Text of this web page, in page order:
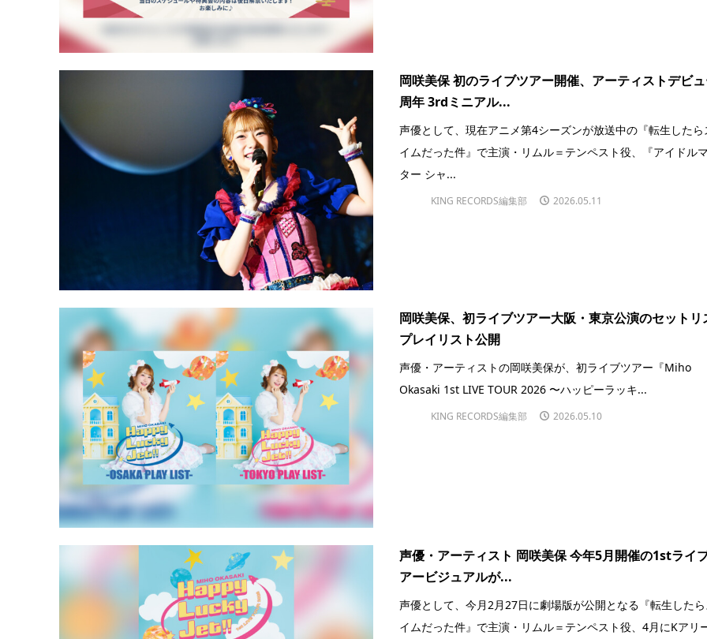
岡咲美保 初のライブツアー開催、アーティストデビ
周年 3rdミニアル...
声優として、現在アニメ第4シーズンが放送中の『転生したら
イムだった件』で主演・リムル＝テンペスト役、『アイドル
ター シャ...
KING RECORDS編集部 2026.05.11
岡咲美保、初ライブツアー大阪・東京公演のセットリ
プレイリスト公開
声優・アーティストの岡咲美保が、初ライブツアー『Miho
Okasaki 1st LIVE TOUR 2026 〜ハッピーラッキ...
KING RECORDS編集部 2026.05.10
声優・アーティスト 岡咲美保 今年5月開催の1stライ
アービジュアルが...
声優として、今月2月27日に劇場版が公開となる『転生したら
イムだった件』で主演・リムル＝テンペスト役、4月にKアリ